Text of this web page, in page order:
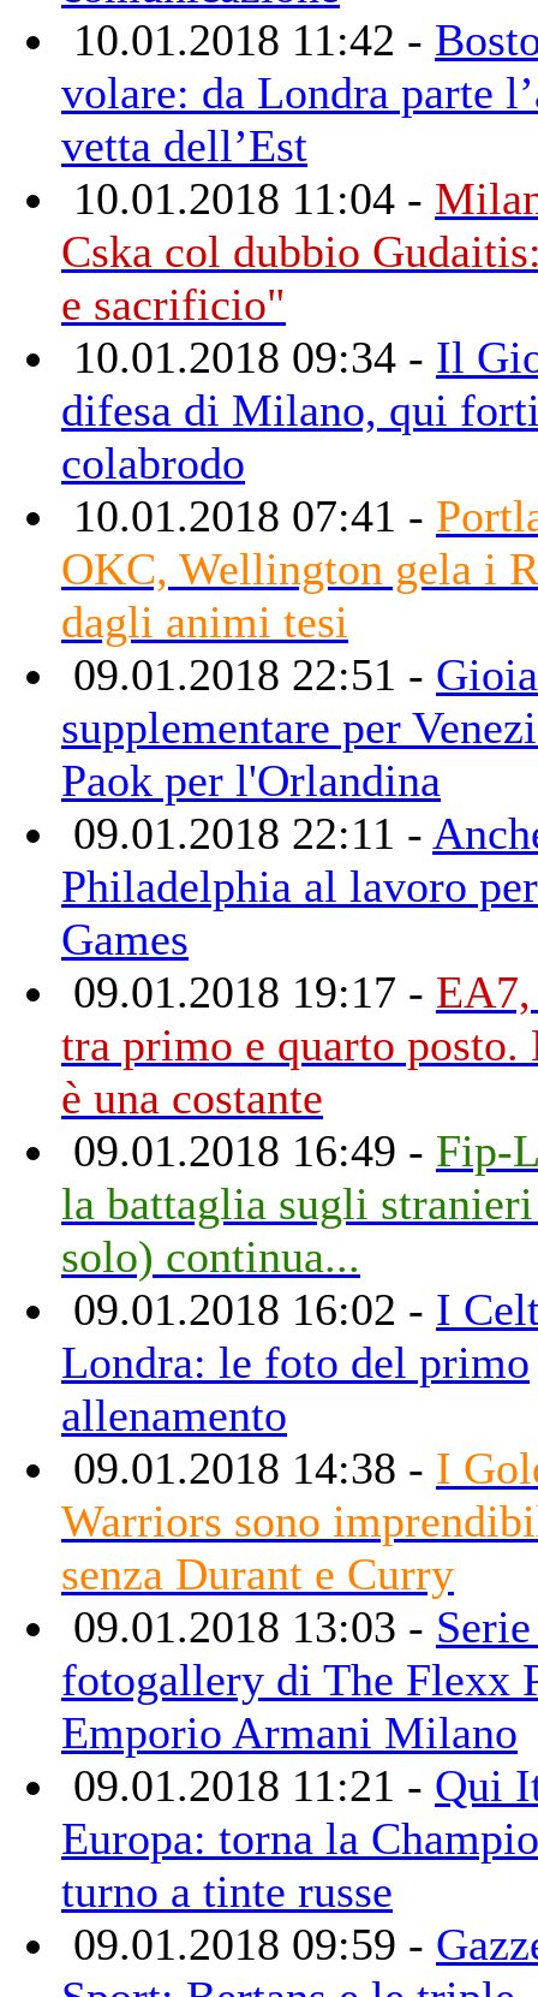
10.01.2018 11:42 -
volare: da Londra parte
vetta dell’Est
10.01.2018 11:04 -
Cska col dubbio
e sacrificio"
10.01.2018 09:34 - Il
difesa di Milano, qui
colabrodo
10.01.2018 07:41 -
OKC, Wellington gela i
dagli animi tesi
09.01.2018 22:51 - Gioia
supplementare per
Paok per l'Orlandina
09.01.2018 22:11 -
Philadelphia al lavoro
Games
09.01.2018 19:17 - EA7,
tra primo e quarto posto.
è una costante
09.01.2018 16:49 - Fip-
la battaglia sugli
solo) continua...
09.01.2018 16:02 - I
Londra: le foto del primo
allenamento
09.01.2018 14:38 - I
Warriors sono
senza Durant e Curry
09.01.2018 13:03 -
fotogallery di The Flexx
Emporio Armani Milano
09.01.2018 11:21 - Qui
Europa: torna la
turno a tinte russe
09.01.2018 09:59 -